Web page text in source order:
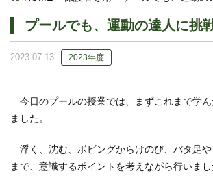
プールでも、運動の達人に挑
2023.07.13 2023年度
今日のプールの授業では、まずこれまで学ん
ました。
浮く、沈む、ボビングからけのび、バタ足
まで、意識するポイントを考えながら行いまし